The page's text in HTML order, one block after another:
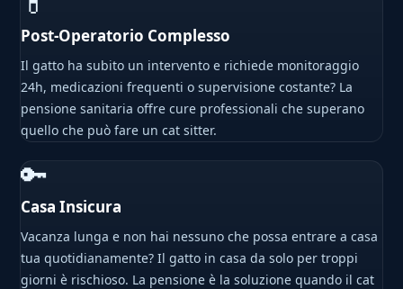
Post-Operatorio Complesso
Il gatto ha subito un intervento e richiede monitoraggio
24h, medicazioni frequenti o supervisione costante? La
pensione sanitaria offre cure professionali che superano
quello che può fare un cat sitter.
🔑
Casa Insicura
Vacanza lunga e non hai nessuno che possa entrare a casa
tua quotidianamente? Il gatto in casa da solo per troppi
giorni è rischioso. La pensione è la soluzione quando il cat